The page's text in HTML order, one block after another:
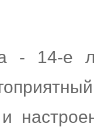
- 14-е